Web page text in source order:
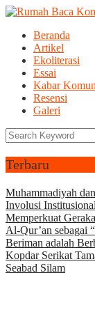
Beranda
Artikel
Ekoliterasi
Essai
Kabar
Resensi
Galeri
Terbaru
Muhammadiyah
Involusi Institusional
Memperkuat
Al-Qur’an sebagai
Beriman adalah
Kopdar Serikat
Seabad Silam